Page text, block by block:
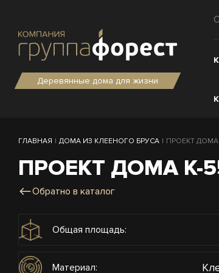
Деревянные дома для жизни
ГЛАВНАЯ | ДОМА ИЗ КЛЕЕНОГО БРУСА | ПРОЕКТ ДОМА
ПРОЕКТ ДОМА К-
Обратно в каталог
Общая площадь:
Материал: